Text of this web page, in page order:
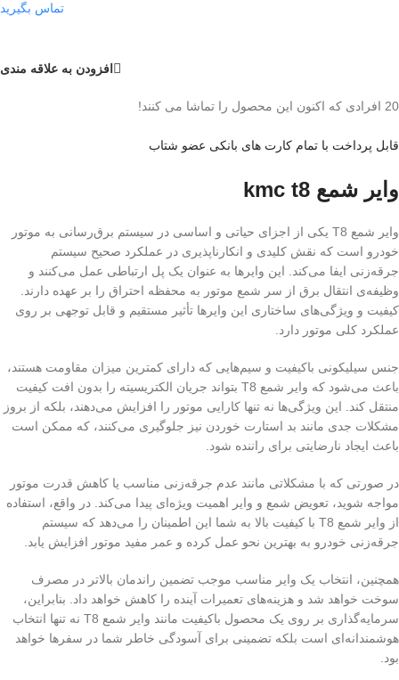
تماس بگیرید
افزودن به علاقه مندی
20 افرادی که اکنون این محصول را تماشا می کنند!
قابل پرداخت با تمام کارت های بانکی عضو شتاب
وایر شمع kmc t8
وایر شمع T8 یکی از اجزای حیاتی و اساسی در سیستم برق‌رسانی به موتور
خودرو است که نقش کلیدی و انکارناپذیری در عملکرد صحیح سیستم
جرقه‌زنی ایفا می‌کند. این وایرها به عنوان یک پل ارتباطی عمل می‌کنند و
وظیفه‌ی انتقال برق از سر شمع موتور به محفظه احتراق را بر عهده دارند.
کیفیت و ویژگی‌های ساختاری این وایرها تأثیر مستقیم و قابل توجهی بر روی
عملکرد کلی موتور دارد.
جنس سیلیکونی باکیفیت و سیم‌هایی که دارای کمترین میزان مقاومت هستند،
باعث می‌شود که وایر شمع T8 بتواند جریان الکتریسیته را بدون افت کیفیت
منتقل کند. این ویژگی‌ها نه تنها کارایی موتور را افزایش می‌دهند، بلکه از بروز
مشکلات جدی مانند بد استارت خوردن نیز جلوگیری می‌کنند، که ممکن است
باعث ایجاد نارضایتی برای راننده شود.
در صورتی که با مشکلاتی مانند عدم جرقه‌زنی مناسب یا کاهش قدرت موتور
مواجه شوید، تعویض شمع و وایر اهمیت ویژه‌ای پیدا می‌کند. در واقع، استفاده
از وایر شمع T8 با کیفیت بالا به شما این اطمینان را می‌دهد که سیستم
جرقه‌زنی خودرو به بهترین نحو عمل کرده و عمر مفید موتور افزایش یابد.
همچنین، انتخاب یک وایر مناسب موجب تضمین راندمان بالاتر در مصرف
سوخت خواهد شد و هزینه‌های تعمیرات آینده را کاهش خواهد داد. بنابراین،
سرمایه‌گذاری بر روی یک محصول باکیفیت مانند وایر شمع T8 نه تنها انتخاب
هوشمندانه‌ای است بلکه تضمینی برای آسودگی خاطر شما در سفرها خواهد
بود.